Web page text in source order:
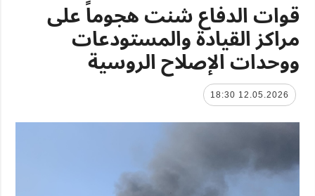
قوات الدفاع شنت هجوماً على
مراكز القيادة والمستودعات
ووحدات الإصلاح الروسية
12.05.2026 18:30